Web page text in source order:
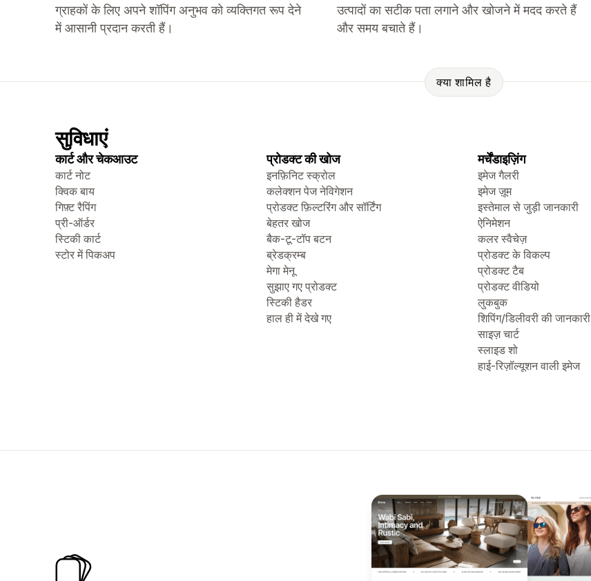
ग्राहकों के लिए अपने शॉपिंग अनुभव को व्यक्तिगत रूप देने
में आसानी प्रदान करती हैं।
उत्पादों का सटीक पता लगाने और खोजने में मदद करते हैं
और समय बचाते हैं।
क्या शामिल है
सुविधाएं
कार्ट और चेकआउट
कार्ट नोट
क्विक बाय
गिफ़्ट रैपिंग
प्री-ऑर्डर
स्टिकी कार्ट
स्टोर में पिकअप
प्रोडक्ट की खोज
इनफ़िनिट स्क्रोल
कलेक्शन पेज नेविगेशन
प्रोडक्ट फ़िल्टरिंग और सॉर्टिंग
बेहतर खोज
बैक-टू-टॉप बटन
ब्रेडक्रम्ब
मेगा मेनू
सुझाए गए प्रोडक्ट
स्टिकी हैडर
हाल ही में देखे गए
मर्चेंडाइज़िंग
इमेज गैलरी
इमेज ज़ूम
इस्तेमाल से जुड़ी जानकारी
ऐनिमेशन
कलर स्वैचेज़
प्रोडक्ट के विकल्प
प्रोडक्ट टैब
प्रोडक्ट वीडियो
लुकबुक
शिपिंग/डिलीवरी की जानकारी
साइज़ चार्ट
स्लाइड शो
हाई-रिज़ॉल्यूशन वाली इमेज